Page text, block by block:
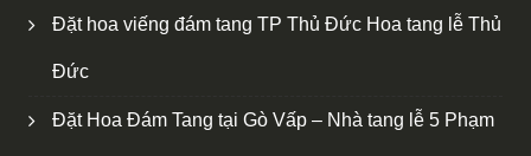
Đặt hoa viếng đám tang TP Thủ Đức Hoa tang lễ Thủ
Đức
Đặt Hoa Đám Tang tại Gò Vấp – Nhà tang lễ 5 Phạm